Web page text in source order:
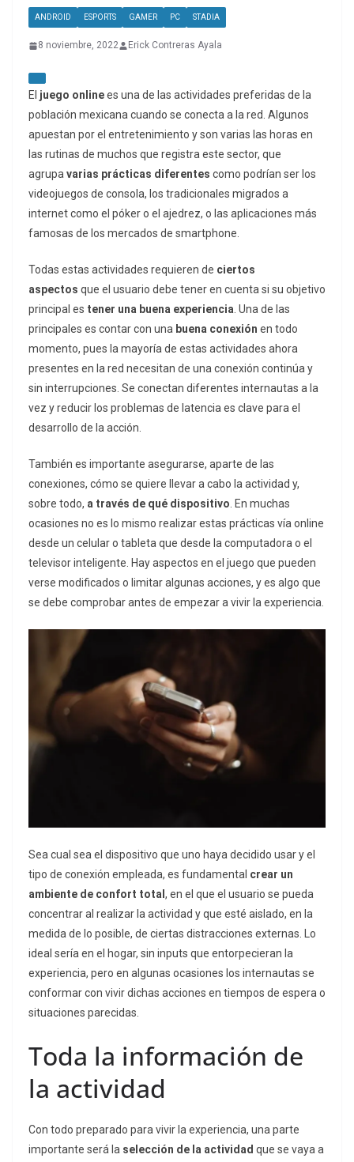
ANDROID ESPORTS GAMER PC STADIA
8 noviembre, 2022 Erick Contreras Ayala
El juego onlinees una de las actividades preferidas de la
población mexicana cuando se conecta a la red. Algunos
apuestan por el entretenimiento y son varias las horas en
las rutinas de muchos que registra este sector, que
agrupa varias prácticas diferentes como podrían ser los
videojuegos de consola, los tradicionales migrados a
internet como el póker o el ajedrez, o las aplicaciones más
famosas de los mercados de smartphone.
Todas estas actividades requieren de ciertos
aspectos que el usuario debe tener en cuenta si su objetivo
principal es tener una buena experiencia . Una de las
principales es contar con una buena conexión en todo
momento, pues la mayoría de estas actividades ahora
presentes en la red necesitan de una conexión continúa y
sin interrupciones. Se conectan diferentes internautas a la
vez y reducir los problemas de latencia es clave para el
desarrollo de la acción.
También es importante asegurarse, aparte de las
conexiones, cómo se quiere llevar a cabo la actividad y,
sobre todo, a través de qué dispositivo . En muchas
ocasiones no es lo mismo realizar estas prácticas vía online
desde un celular o tableta que desde la computadora o el
televisor inteligente. Hay aspectos en el juego que pueden
verse modificados o limitar algunas acciones, y es algo que
se debe comprobar antes de empezar a vivir la experiencia.
Sea cual sea el dispositivo que uno haya decidido usar y el
tipo de conexión empleada, es fundamental crear un
ambiente de confort total , en el que el usuario se pueda
concentrar al realizar la actividad y que esté aislado, en la
medida de lo posible, de ciertas distracciones externas. Lo
ideal sería en el hogar, sin inputs que entorpecieran la
experiencia, pero en algunas ocasiones los internautas se
conformar con vivir dichas acciones en tiempos de espera o
situaciones parecidas.
Toda la información de
la actividad
Con todo preparado para vivir la experiencia, una parte
importante será la selección de la actividad que se vaya a